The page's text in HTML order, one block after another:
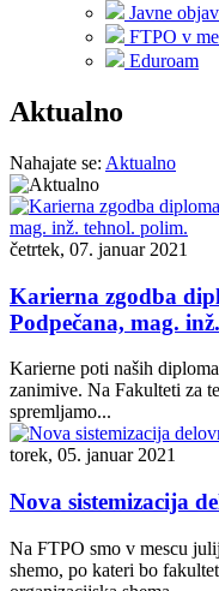
Javne
FTPO v
Eduroam
Aktualno
Nahajate se: Aktualno
četrtek, 07. januar 2021
Karierna zgodba
Podpečana, mag.
Karierne poti naših
zanimive. Na Fakulteti za
spremljamo...
torek, 05. januar 2021
Nova sistemizacija
Na FTPO smo v mescu
shemo, po kateri bo